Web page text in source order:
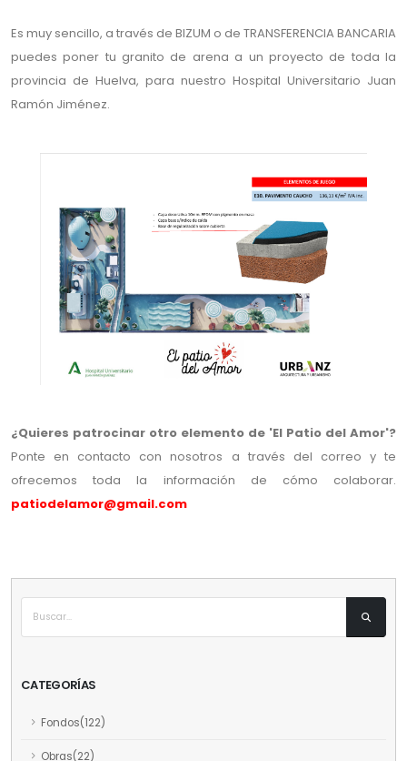
CATEGORÍAS
Fondos(122)
Obras(22)
Es muy sencillo, a través de BIZUM o de TRANSFERENCIA BANCARIA
puedes poner tu granito de arena a un proyecto de toda la
provincia de Huelva, para nuestro Hospital Universitario Juan
Ramón Jiménez.
¿Quieres patrocinar otro elemento de 'El Patio del Amor'?
Ponte en contacto con nosotros a través del correo y te
ofrecemos toda la información de cómo colaborar.
patiodelamor@gmail.com